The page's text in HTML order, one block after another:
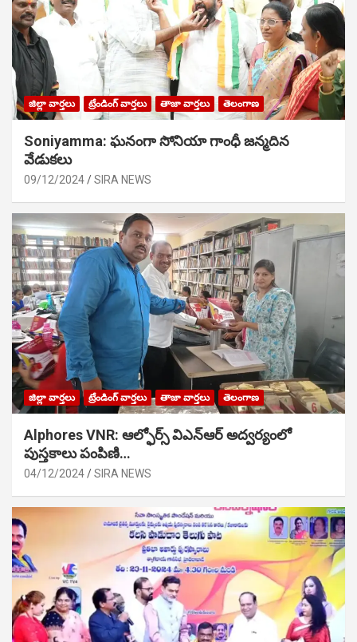
జిల్లా వార్తలు ట్రేండింగ్ వార్తలు తాజా వార్తలు తెలంగాణ
Soniyamma: ఘ‌నంగా సోనియా గాంధీ జ‌న్మ‌దిన
వేడుక‌లు
09/12/2024 SIRA NEWS
జిల్లా వార్తలు ట్రేండింగ్ వార్తలు తాజా వార్తలు తెలంగాణ
Alphores VNR: ఆల్ఫోర్స్ విఎన్ఆర్ అద్వర్యంలో
పుస్తకాలు పంపిణి…
04/12/2024 SIRA NEWS